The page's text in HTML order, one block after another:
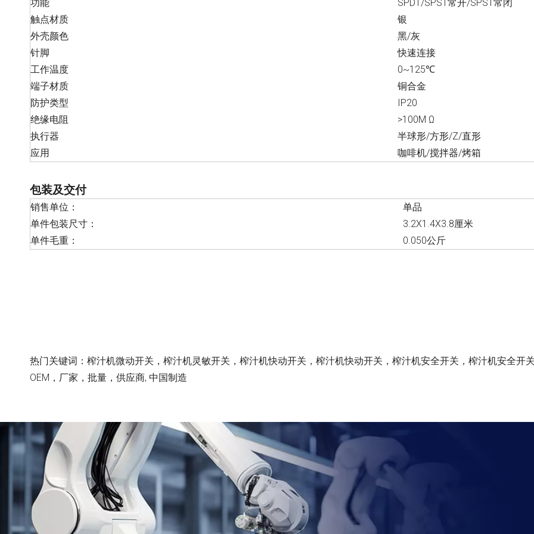
功能
SPDT/SPST常开/SPST常闭
触点材质
银
外壳颜色
黑/灰
针脚
快速连接
工作温度
0~125℃
端子材质
铜合金
防护类型
IP20
绝缘电阻
>100M Ω
执行器
半球形/方形/Z/直形
应用
咖啡机/搅拌​​器/烤箱
包装及交付
销售单位：
单品
单件包装尺寸：
3.2X1.4X3.8厘米
单件毛重：
0.050公斤
热门关键词：榨汁机微动开关，榨汁机灵敏开关，榨汁机快动开关，榨汁机快动开关，榨汁机安全开关，榨汁机安全开
OEM，厂家，批量，供应商, 中国制造